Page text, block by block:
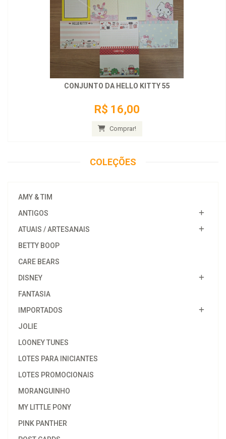
CONJUNTO DA HELLO KITTY 55
R$ 16,00
Comprar!
COLEÇÕES
AMY & TIM
ANTIGOS
ATUAIS / ARTESANAIS
BETTY BOOP
CARE BEARS
DISNEY
FANTASIA
IMPORTADOS
JOLIE
LOONEY TUNES
LOTES PARA INICIANTES
LOTES PROMOCIONAIS
MORANGUINHO
MY LITTLE PONY
PINK PANTHER